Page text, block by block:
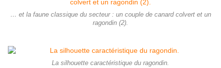
… et la faune classique du secteur : un couple de canard colvert et un
ragondin (2).
La silhouette caractéristique du ragondin.